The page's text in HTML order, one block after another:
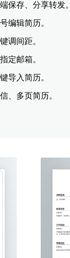
保存、分享转发。
编辑简历。
调间距。
定邮箱。
导入简历。
、多页简历。